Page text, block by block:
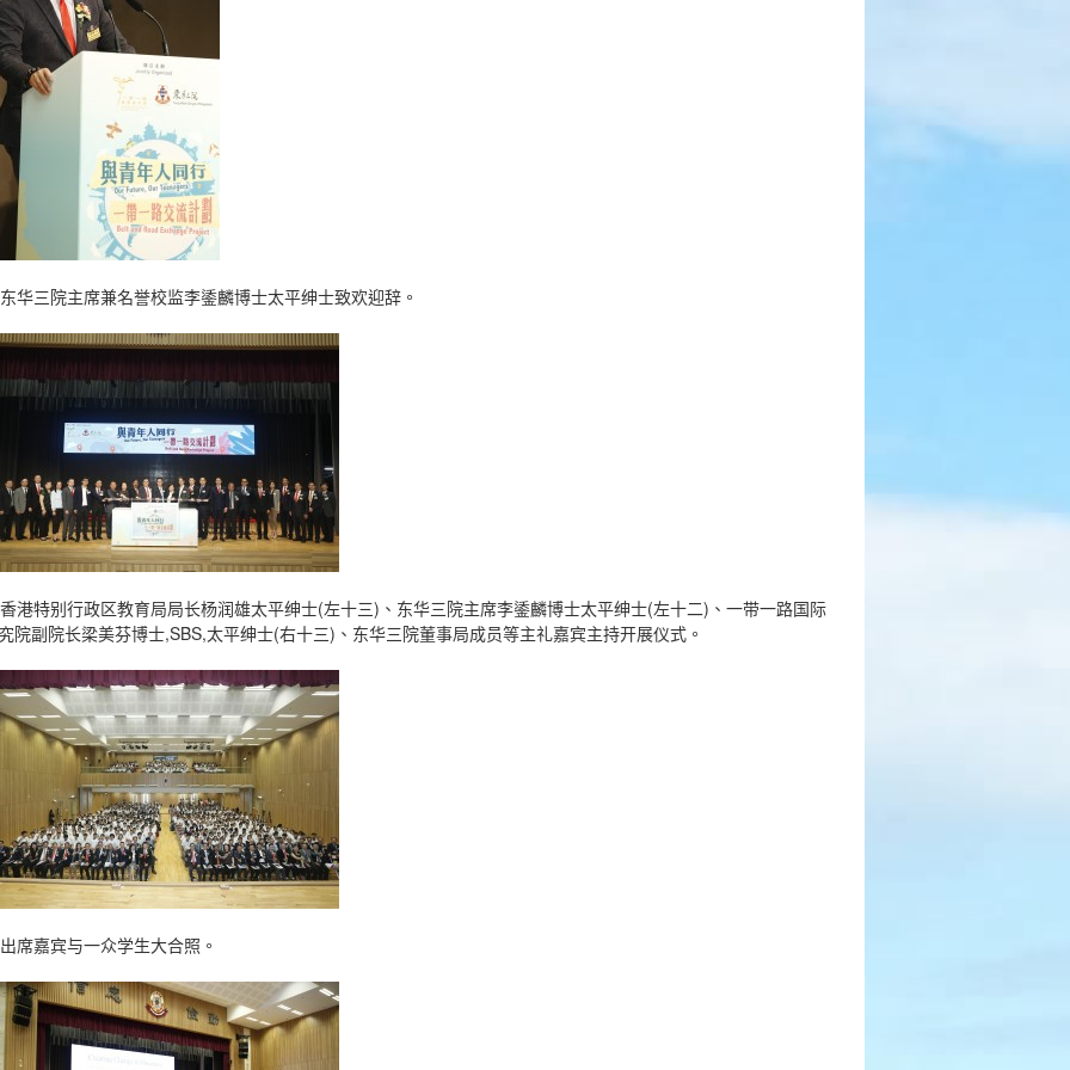
华三院主席兼名誉校监李鋈麟博士太平绅士致欢迎辞。
港特别行政区教育局局长杨润雄太平绅士(左十三)、东华三院主席李鋈麟博士太平绅士(左十二)、一带一路国际
院副院长梁美芬博士,SBS,太平绅士(右十三)、东华三院董事局成员等主礼嘉宾主持开展仪式。
席嘉宾与一众学生大合照。